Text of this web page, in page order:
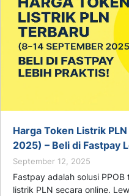
Harga Token Listrik
2025) – Beli di Fastpay
September 12, 2025
Fastpay adalah solusi
listrik PLN secara online.